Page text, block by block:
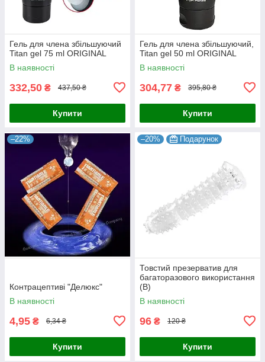
Гель для члена збільшуючий
Titan gel 75 ml ORIGINAL
В наявності
332,50 ₴ 437,50 ₴
Купити
Гель для члена збільшуючий,
Titan gel 50 ml ORIGINAL
В наявності
304,77 ₴ 395,80 ₴
Купити
–22%
Контрацептиві "Делюкс"
В наявності
4,95 ₴ 6,34 ₴
Купити
–20% Подарунок
Товстий презерватив для
багаторазового використання
(B)
В наявності
96 ₴ 120 ₴
Купити